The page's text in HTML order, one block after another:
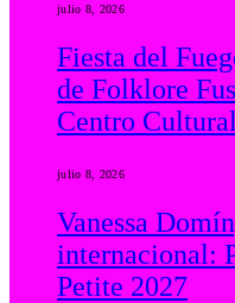
julio 8, 2026
Fiesta del
de Folklore
Centro
julio 8, 2026
Vanessa
internacional:
Petite 2027